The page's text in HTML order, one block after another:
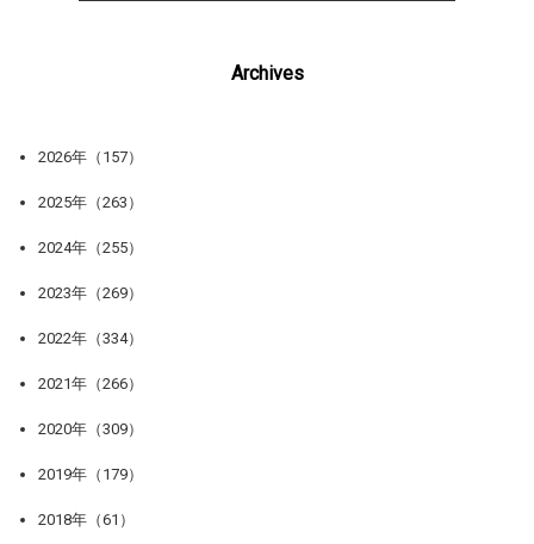
Archives
2026年（157）
2025年（263）
2024年（255）
2023年（269）
2022年（334）
2021年（266）
2020年（309）
2019年（179）
2018年（61）